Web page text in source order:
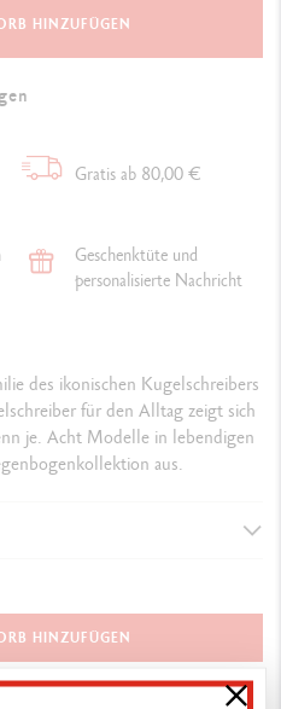
HINZUFÜGEN
Gratis ab 80,00 €
Geschenktüte und
personalisierte Nachricht
des ikonischen Kugelschreibers
für den Alltag zeigt sich
je. Acht Modelle in lebendigen
aus.
HINZUFÜGEN